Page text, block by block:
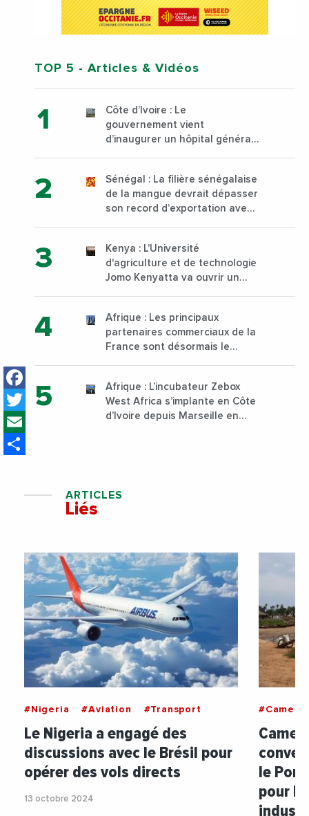
Facebook
Twitter
TOP 5 - Articles & Vidéos
Côte d’Ivoire : Le
gouvernement vient
d’inaugurer un hôpital général
Sénégal : La filière sénégalaise
de la mangue devrait dépasser
son record d’exportation avec
Kenya : L’Université
d'agriculture et de technologie
Jomo Kenyatta va ouvrir un
sur son campus de Karen à
Nairobi dès janvier 2023
Afrique : Les principaux
partenaires commerciaux de la
France sont désormais le
Afrique : L’incubateur Zebox
West Africa s’implante en Côte
d’Ivoire depuis Marseille en
ARTICLES
Liés
#Nigeria #Aviation #Transport
Le Nigeria a engagé des
discussions avec le Brésil pour
opérer des vols directs
13 octobre 2024
le Port
pour